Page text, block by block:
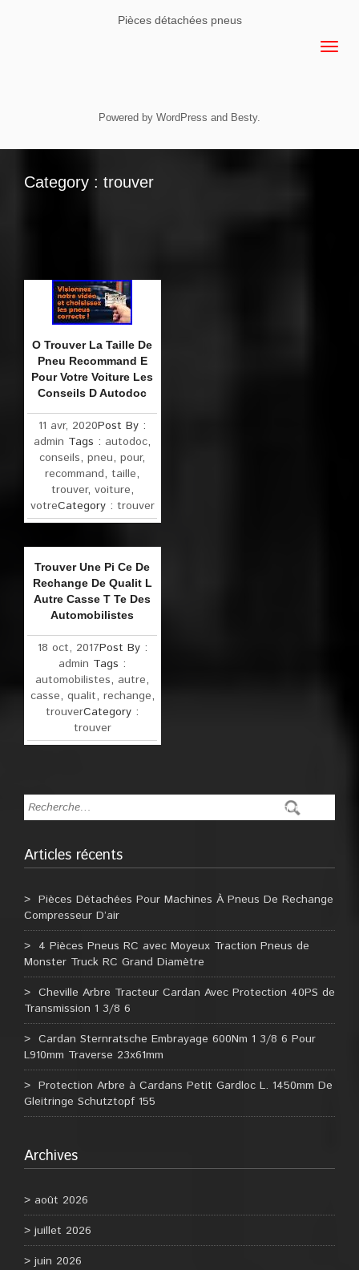
Pièces détachées pneus
Powered by WordPress and Besty.
Category : trouver
O Trouver La Taille De
Pneu Recommand E
Pour Votre Voiture Les
Conseils D Autodoc
11 avr, 2020Post By :
admin Tags : autodoc,
conseils,pneu,pour,
recommand,taille,
trouver, voiture,
votreCategory : trouver
Trouver Une Pi Ce De
Rechange De Qualit L
Autre Casse T Te Des
Automobilistes
18 oct, 2017Post By :
admin Tags :
automobilistes, autre,
casse, qualit, rechange,
trouverCategory :
trouver
Articles récents
Pièces Détachées Pour Machines À Pneus De Rechange
Compresseur D’air
4 Pièces Pneus RC avec Moyeux Traction Pneus de
Monster Truck RC Grand Diamètre
Cheville Arbre Tracteur Cardan Avec Protection 40PS de
Transmission 1 3/8 6
Cardan Sternratsche Embrayage 600Nm 1 3/8 6 Pour
L910mm Traverse 23x61mm
Protection Arbre à Cardans Petit Gardloc L. 1450mm De
Gleitringe Schutztopf 155
Archives
août 2026
juillet 2026
juin 2026